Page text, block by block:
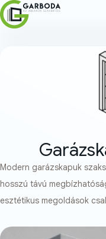
Modern garázskapuk
hosszú távú
esztétikus megoldások